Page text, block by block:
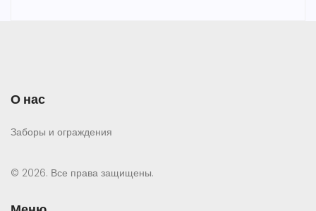
О нас
Заборы и ограждения
© 2026. Все права защищены.